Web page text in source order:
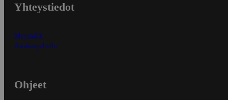
Yhteystiedot
Myymälät
Asiakaspalvelu
Ohjeet